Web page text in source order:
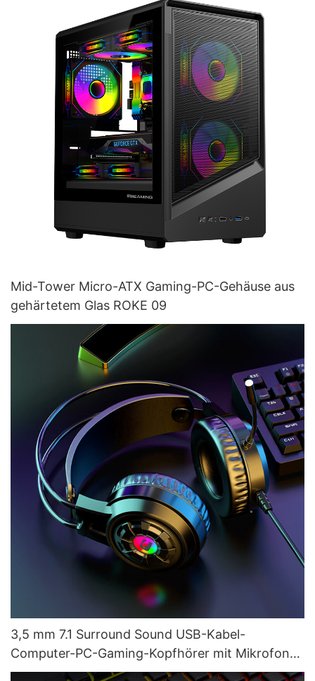
Mid-Tower Micro-ATX Gaming-PC-Gehäuse aus
gehärtetem Glas ROKE 09
3,5 mm 7.1 Surround Sound USB-Kabel-
Computer-PC-Gaming-Kopfhörer mit Mikrofon
Factory G550